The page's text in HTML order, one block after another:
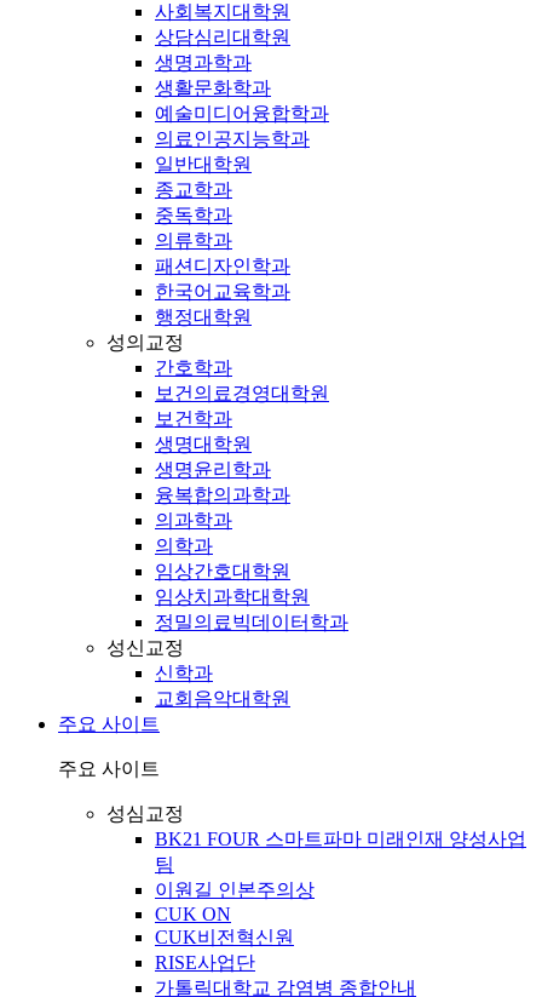
사회복지대학원
상담심리대학원
생명과학과
생활문화학과
예술미디어융합학과
의료인공지능학과
일반대학원
종교학과
중독학과
의류학과
패션디자인학과
한국어교육학과
행정대학원
성의교정
간호학과
보건의료경영대학원
보건학과
생명대학원
생명윤리학과
융복합의과학과
의과학과
의학과
임상간호대학원
임상치과학대학원
정밀의료빅데이터학과
성신교정
신학과
교회음악대학원
주요 사이트
주요 사이트
성심교정
BK21 FOUR 스마트파마 미래인재 양성사업
팀
이원길 인본주의상
CUK ON
CUK비전혁신원
RISE사업단
가톨릭대학교 감염병 종합안내